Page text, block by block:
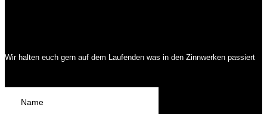
Wir halten euch gern auf dem Laufenden was in den Zinnwerken passiert